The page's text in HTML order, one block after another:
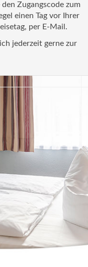
Zugangscode zum
einen Tag vor Ihrer
per E-Mail.
jederzeit gerne zur